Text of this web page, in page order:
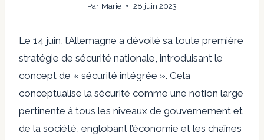
Par Marie 28 juin 2023
Le 14 juin, l’Allemagne a dévoilé sa toute première
stratégie de sécurité nationale, introduisant le
concept de « sécurité intégrée ». Cela
conceptualise la sécurité comme une notion large
pertinente à tous les niveaux de gouvernement et
de la société, englobant l’économie et les chaînes